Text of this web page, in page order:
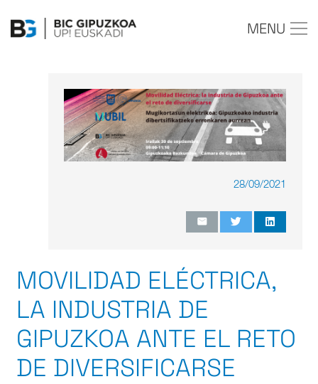
MENU
28/09/2021
MOVILIDAD ELÉCTRICA,
LA INDUSTRIA DE
GIPUZKOA ANTE EL RETO
DE DIVERSIFICARSE